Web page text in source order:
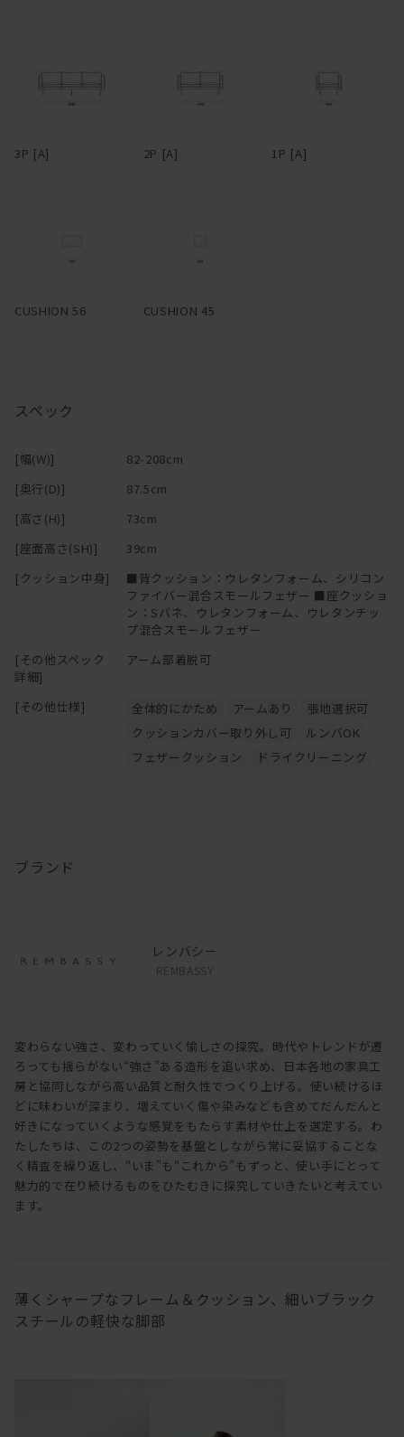
を。脚部に高さがあるので座面下はゆったり広く、掃除がしやすい
のも特長。
イピングとは、2枚の布や革の継ぎ目に別布を挟んでとめる縫製手
スペースに合わせて柔軟にレイアウトできるよう、片アームタイ
ァブリックであれば、汚れてしまってもカバーを取り外してドライ
クリーニングに出せる。カバーのみの購入も可能。
―
3P [A] 2P [A] 1P [A]
CUSHION 56 CUSHION 45
スペック
[幅(W)]
82-208cm
[奥行(D)]
87.5cm
[高さ(H)]
73cm
[座面高さ(SH)]
39cm
[クッション中身]
■背クッション：ウレタンフォーム、シリコン
ファイバー混合スモールフェザー ■座クッショ
ン：Sバネ、ウレタンフォーム、ウレタンチッ
プ混合スモールフェザー
[その他スペック
詳細]
アーム部着脱可
[その他仕様] 全体的にかため アームあり
張地選択可
クッションカバー取り外し可
ルンバOK
フェザークッション
ドライクリーニング
ブランド
レンバシー
REMBASSY
変わらない強さ、変わっていく愉しさの探究。時代やトレンドが遷
ろっても揺らがない“強さ”ある造形を追い求め、日本各地の家具工
房と協同しながら高い品質と耐久性でつくり上げる。使い続けるほ
どに味わいが深まり、増えていく傷や染みなども含めてだんだんと
好きになっていくような感覚をもたらす素材や仕上を選定する。わ
たしたちは、この2つの姿勢を基盤としながら常に妥協することな
く精査を繰り返し、“いま”も“これから”もずっと、使い手にとって
魅力的で在り続けるものをひたむきに探究していきたいと考えてい
ます。
薄くシャープなフレーム＆クッション、細いブラック
スチールの軽快な脚部